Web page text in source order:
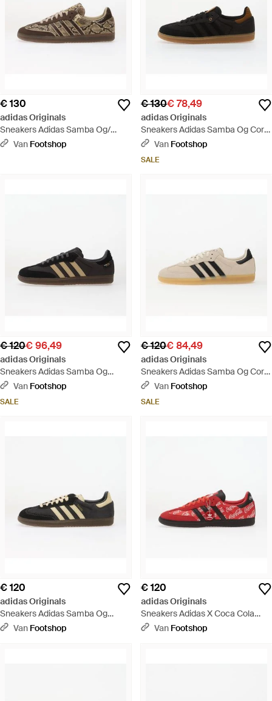
€ 130
adidas Originals
Sneakers Adidas Samba Og/
Khaki Three/ Gum5 Eur - Bruin
Van Footshop
€ 130€ 78,49
adidas Originals
Sneakers Adidas Samba Og Core/
Supplier Colour/ Gum4 Eur -
Van Footshop
SALE
€ 120€ 96,49
adidas Originals
Sneakers Adidas Samba Og
Utility/ Stokha/ Core Eur - Zwart
Van Footshop
SALE
€ 120€ 84,49
adidas Originals
Sneakers Adidas Samba Og Core/
Core/ Gum Eur - Naturel
Van Footshop
SALE
€ 120
adidas Originals
Sneakers Adidas Samba Og
Carbon/ Warm Vanilla/ Gum5 Eur
Van Footshop
€ 120
adidas Originals
Sneakers Adidas X Coca Cola
Samba Og/ Core/ Cloud Eur -
Van Footshop